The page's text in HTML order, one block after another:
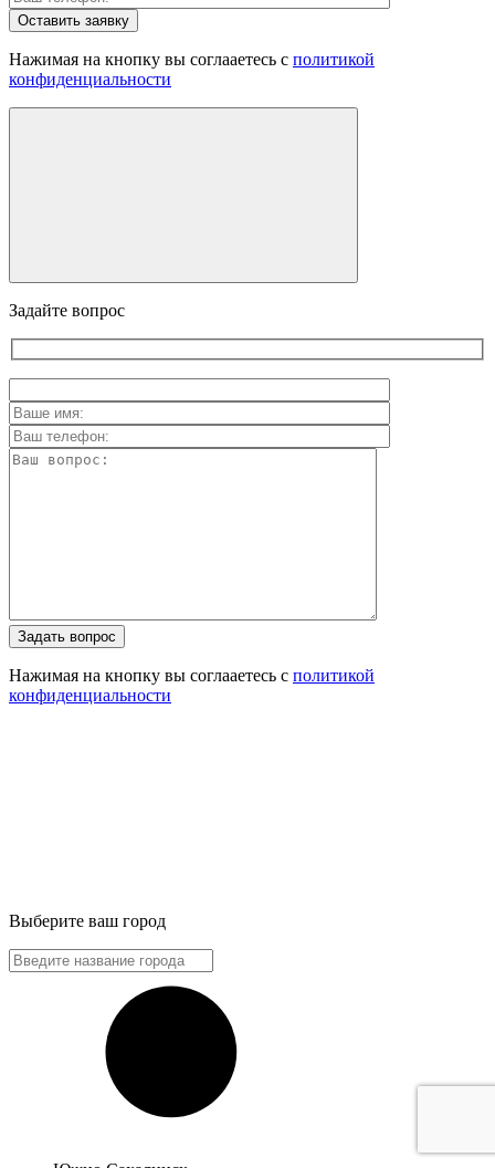
Оставить заявку
Нажимая на кнопку вы соглааетесь с политикой
конфиденциальности
Задайте вопрос
Задать вопрос
Нажимая на кнопку вы соглааетесь с политикой
конфиденциальности
Выберите ваш город